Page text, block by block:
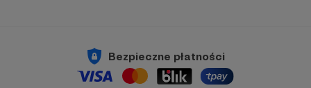
Bezpieczne płatności